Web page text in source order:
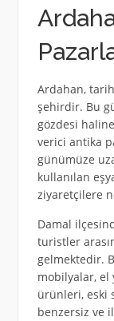
Ardahan,
şehirdir. Bu
gözdesi
verici antika
günümüze
kullanılan
ziyaretçilere
Damal
turistler
gelmektedir.
mobilyalar, el
ürünleri, eski
benzersiz ve